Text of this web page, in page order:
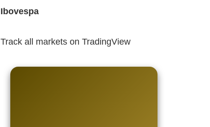
Ibovespa
Track all markets on TradingView